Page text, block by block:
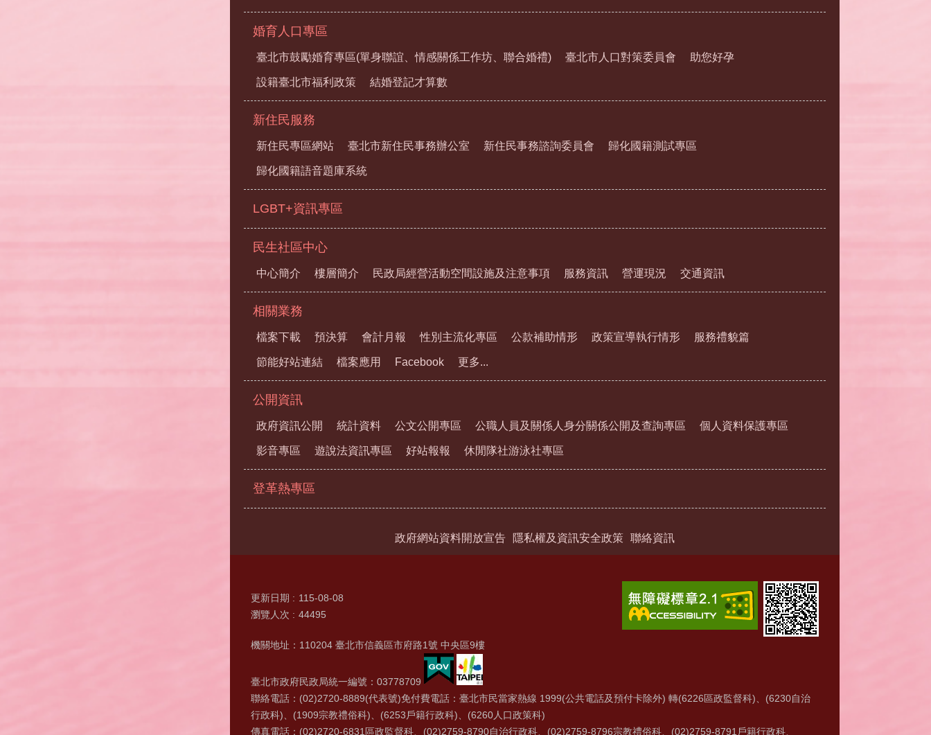
婚育人口專區
臺北市鼓勵婚育專區(單身聯誼、情感關係工作坊、聯合婚禮) 臺北市人口對策委員會 助您好孕
設籍臺北市福利政策 結婚登記才算數
新住民服務
新住民專區網站 臺北市新住民事務辦公室 新住民事務諮詢委員會 歸化國籍測試專區
歸化國籍語音題庫系統
LGBT+資訊專區
民生社區中心
中心簡介 樓層簡介 民政局經營活動空間設施及注意事項 服務資訊 營運現況 交通資訊
相關業務
檔案下載 預決算 會計月報 性別主流化專區 公款補助情形 政策宣導執行情形 服務禮貌篇
節能好站連結 檔案應用 Facebook 更多...
公開資訊
政府資訊公開 統計資料 公文公開專區 公職人員及關係人身分關係公開及查詢專區 個人資料保護專區
影音專區 遊說法資訊專區 好站報報 休閒隊社游泳社專區
登革熱專區
政府網站資料開放宣告 隱私權及資訊安全政策 聯絡資訊
更新日期
115-08-08
瀏覽人次
44495
機關地址：110204 臺北市信義區市府路1號 中央區9樓
臺北市政府民政局統一編號：03778709
聯絡電話：(02)2720-8889(代表號)免付費電話：臺北市民當家熱線 1999(公共電話及預付卡除外) 轉(6226區政監督科)、(6230自治
行政科)、(1909宗教禮俗科)、(6253戶籍行政科)、(6260人口政策科)
傳真電話：(02)2720-6831區政監督科、(02)2759-8790自治行政科、(02)2759-8796宗教禮俗科、(02)2759-8791戶籍行政科、